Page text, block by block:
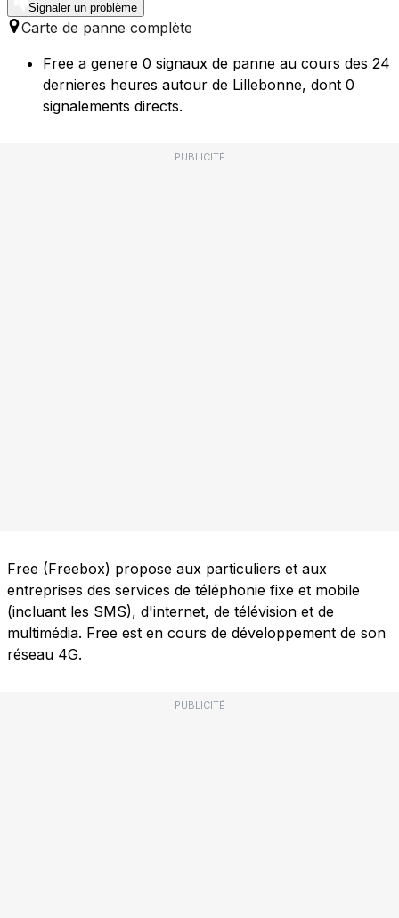
Signaler un problème
Carte de panne complète
Free a genere 0 signaux de panne au cours des 24
dernieres heures autour de Lillebonne, dont 0
signalements directs.
PUBLICITÉ
Free (Freebox) propose aux particuliers et aux
entreprises des services de téléphonie fixe et mobile
(incluant les SMS), d'internet, de télévision et de
multimédia. Free est en cours de développement de son
réseau 4G.
PUBLICITÉ